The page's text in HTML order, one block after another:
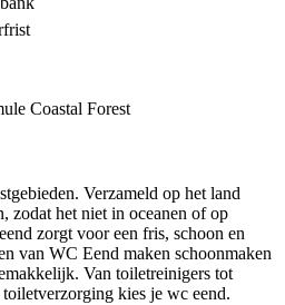
Coastal Forest
Verzameld op het land
zodat het niet in oceanen of op
zorgt voor een fris, schoon en
van WC Eend maken schoonmaken
Van toiletreinigers tot
kies je wc eend.